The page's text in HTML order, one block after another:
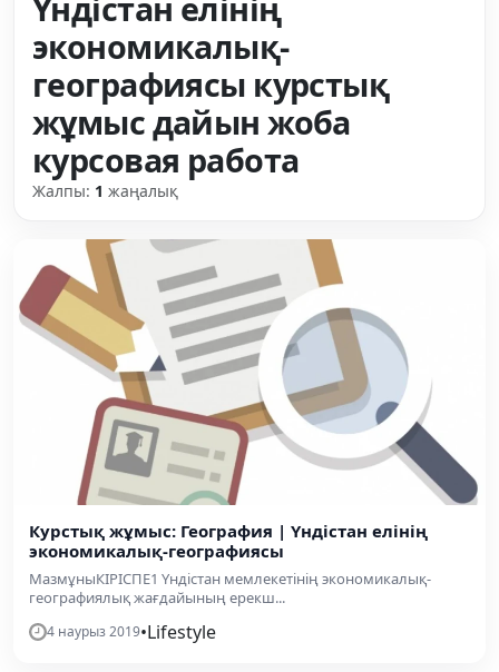
экономикалық-
географиясы курстық
жұмыс дайын жоба
курсовая работа
Жалпы: 1 жаңалық
Курстық жұмыс: География | Үндістан елінің
экономикалық-географиясы
МазмұныКІРІСПЕ1 Үндістан мемлекетінің экономикалық-
географиялық жағдайының ерекш...
4 наурыз 2019•Lifestyle